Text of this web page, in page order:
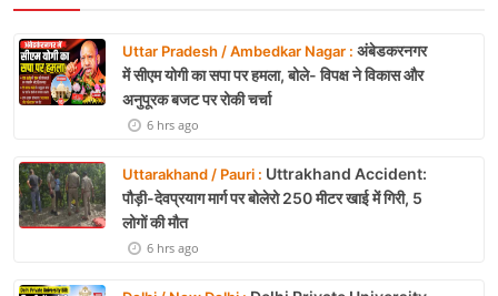
Uttar Pradesh / Ambedkar Nagar : अंबेडकरनगर
में सीएम योगी का सपा पर हमला, बोले- विपक्ष ने विकास और
अनुपूरक बजट पर रोकी चर्चा
6 hrs ago
Uttarakhand / Pauri : Uttrakhand Accident:
पौड़ी-देवप्रयाग मार्ग पर बोलेरो 250 मीटर खाई में गिरी, 5
लोगों की मौत
6 hrs ago